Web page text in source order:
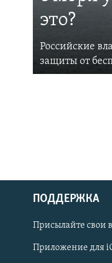
Українською
Qırımtatar
это?
Российские
защиты от
ПОДДЕРЖКА
Присылайте свои
Приложение для